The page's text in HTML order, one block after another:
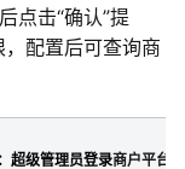
点击“确认”提
，配置后可查询商
超级管理员登录商户平台